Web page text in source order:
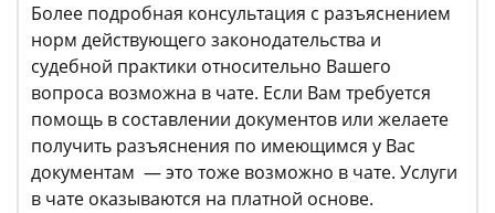
Более подробная консультация с разъяснением
норм действующего законодательства и
судебной практики относительно Вашего
вопроса возможна в чате. Если Вам требуется
помощь в составлении документов или желаете
получить разъяснения по имеющимся у Вас
документам — это тоже возможно в чате. Услуги
в чате оказываются на платной основе.